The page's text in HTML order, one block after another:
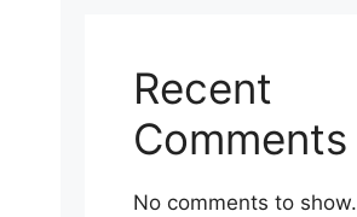
Recent
Comments
No comments to show.